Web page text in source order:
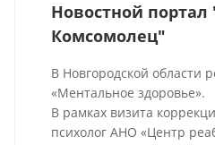
Новостной
Комсомолец"
В Новгородской области
«Ментальное здоровье».
В рамках визита
психолог АНО «Центр